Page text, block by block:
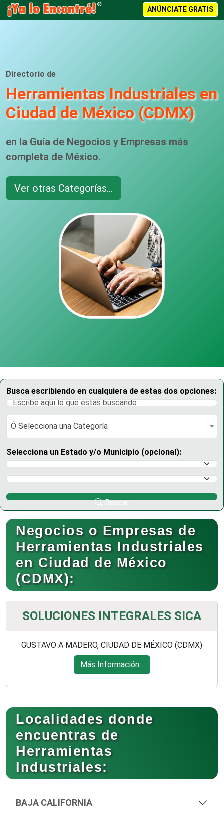
ANÚNCIATE GRATIS
Directorio de
Herramientas Industriales en
Ciudad de México (CDMX)
en la Guía de Negocios y Empresas más
completa de México.
Ver otras Categorías...
Busca escribiendo en cualquiera de estas dos opciones:
Ó Selecciona una Categoría
Ó Selecciona una Categoría
Selecciona un Estado y/o Municipio (opcional):
Selecciona un Estado
Selecciona un Municipio
Buscar
Negocios o Empresas de
Herramientas Industriales
en Ciudad de México
(CDMX):
SOLUCIONES INTEGRALES SICA
GUSTAVO A MADERO, CIUDAD DE MÉXICO (CDMX)
Más Información...
Localidades donde
encuentras de
Herramientas
Industriales:
BAJA CALIFORNIA